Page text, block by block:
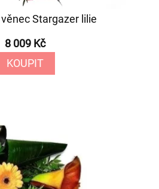
Stargazer lilie
8 009 Kč
KOUPIT